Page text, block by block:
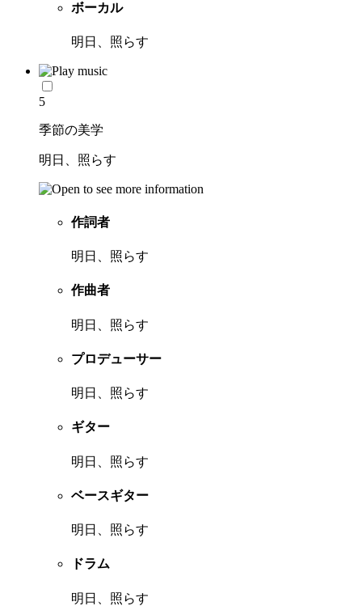
ボーカル
明日、照らす
5
季節の美学
明日、照らす
作詞者
明日、照らす
作曲者
明日、照らす
プロデューサー
明日、照らす
ギター
明日、照らす
ベースギター
明日、照らす
ドラム
明日、照らす